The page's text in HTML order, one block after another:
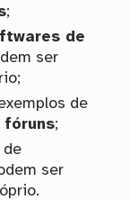
;
de
ser
de
fóruns;
de
ser